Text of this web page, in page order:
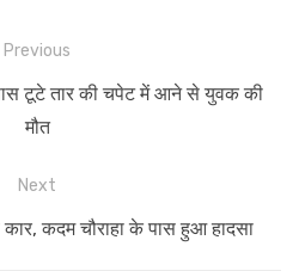
Previous
टूटे तार की चपेट में आने से युवक की
मौत
Next
कदम चौराहा के पास हुआ हादसा